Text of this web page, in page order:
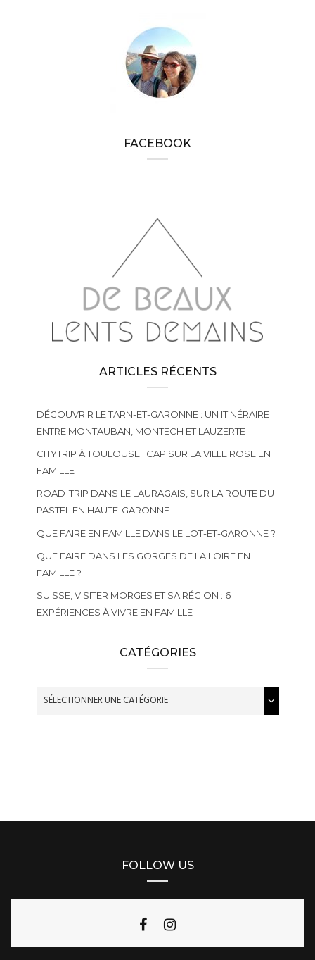
FACEBOOK
ARTICLES RÉCENTS
DÉCOUVRIR LE TARN-ET-GARONNE : UN ITINÉRAIRE
ENTRE MONTAUBAN, MONTECH ET LAUZERTE
CITYTRIP À TOULOUSE : CAP SUR LA VILLE ROSE EN
FAMILLE
ROAD-TRIP DANS LE LAURAGAIS, SUR LA ROUTE DU
PASTEL EN HAUTE-GARONNE
QUE FAIRE EN FAMILLE DANS LE LOT-ET-GARONNE ?
QUE FAIRE DANS LES GORGES DE LA LOIRE EN
FAMILLE ?
SUISSE, VISITER MORGES ET SA RÉGION : 6
EXPÉRIENCES À VIVRE EN FAMILLE
CATÉGORIES
FOLLOW US